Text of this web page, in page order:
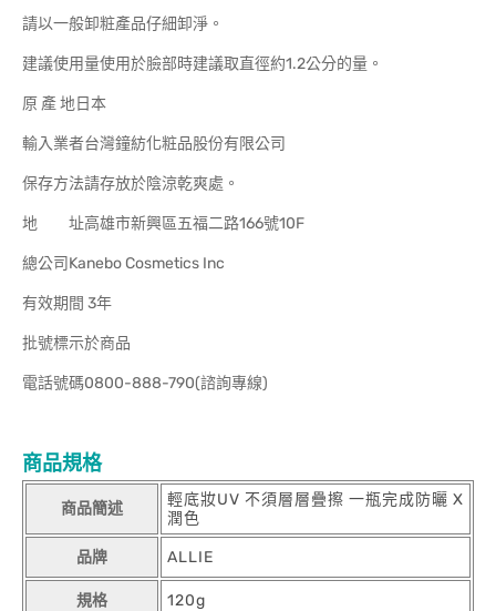
請以一般卸粧產品仔細卸淨。
建議使用量使用於臉部時建議取直徑約1.2公分的量。
原 產 地日本
輸入業者台灣鐘紡化粧品股份有限公司
保存方法請存放於陰涼乾爽處。
地 址高雄市新興區五福二路166號10F
總公司Kanebo Cosmetics Inc
有效期間 3年
批號標示於商品
電話號碼0800-888-790(諮詢專線)
商品規格
商品簡述
輕底妝UV 不須層層疊擦 一瓶完成防曬 X
潤色
品牌 ALLIE
規格 120g